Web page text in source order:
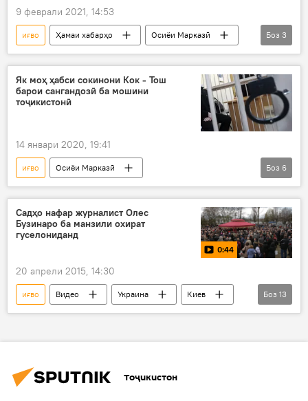
9 феврали 2021, 14:53
иғво Ҳамаи хабарҳо
Осиёи Марказӣ
Қирғизистон
президент шахсият
Боз 3
Як моҳ ҳабси сокинони Кок - Тош
барои сангандозӣ ба мошини
тоҷикистонӣ
14 январи 2020, 19:41
иғво
Осиёи Марказӣ
Рӯйдод, ҷиноят ва ҳолатҳои фавқулода
Ҳамаи хабарҳо
Қирғизистон
ҳабс
марз
Дар Тоҷикистон
Боз 6
Садҳо нафар журналист Олес
Бузинаро ба манзили охират
гуселониданд
0:44
20 апрели 2015, 14:30
иғво Видео Украина
Киев
Олес Бузина
Петр Порошенко
хонаи охират
қабр
ангезаи сиёсӣ
Боз 13
Тоҷикистон